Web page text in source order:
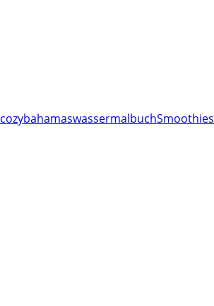
cozybahamaswassermalbuchSmoothies